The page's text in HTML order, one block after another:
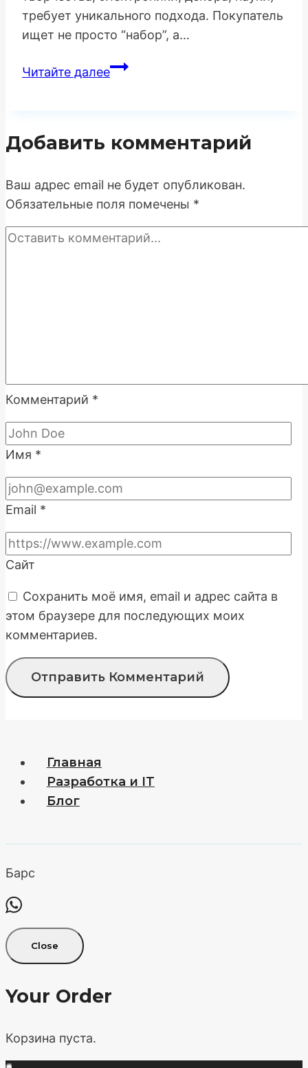
требует уникального подхода. Покупатель
ищет не просто “набор”, а…
Читайте далееПродвижение
наборов:
от
контента
продаж
Добавить комментарий
Ваш адрес email не будет опубликован.
Обязательные поля помечены *
Комментарий *
Имя *
Email *
Сайт
Сохранить моё имя, email и адрес сайта в
этом браузере для последующих моих
комментариев.
Главная
Разработка и IT
Блог
Барс
Close
Your Order
Корзина пуста.